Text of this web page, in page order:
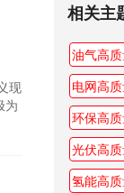
现
为
相关主
油气高
电网高
环保高
光伏高
氢能高